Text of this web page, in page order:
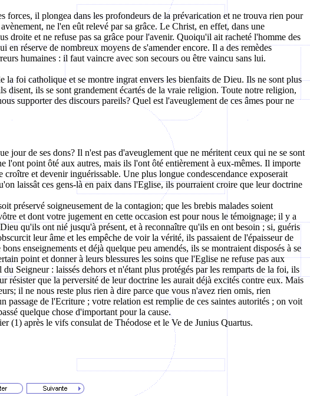
forces, il plongea dans les profondeurs de la prévarication et ne trouva rien pour
ne l'en eût relevé par sa grâce. Le Christ, en effet, dans une
droite et ne refuse pas sa grâce pour l'avenir. Quoiqu'il ait racheté l'homme des
réserve de nombreux moyens de s'amender encore. Il a des remèdes
humaines : il faut vaincre avec son secours ou être vaincu sans lui.
foi catholique et se montre ingrat envers les bienfaits de Dieu. Ils ne sont plus
ils se sont grandement écartés de la vraie religion. Toute notre religion,
supporter des discours pareils? Quel est l'aveuglement de ces âmes pour ne
jour de ses dons? Il n'est pas d'aveuglement que ne méritent ceux qui ne se sont
l'ont point ôté aux autres, mais ils l'ont ôté entièrement à eux-mêmes. Il importe
et devenir inguérissable. Une plus longue condescendance exposerait
laissât ces gens-là en paix dans l'Eglise, ils pourraient croire que leur doctrine
préservé soigneusement de la contagion; que les brebis malades soient
et dont votre jugement en cette occasion est pour nous le témoignage; il y a
qu'ils ont nié jusqu'à présent, et à reconnaître qu'ils en ont besoin ; si, guéris
leur âme et les empêche de voir la vérité, ils passaient de l'épaisseur de
enseignements et déjà quelque peu amendés, ils se montraient disposés à se
point et donner à leurs blessures les soins que l'Eglise ne refuse pas aux
Seigneur : laissés dehors et n'étant plus protégés par les remparts de la foi, ils
résister que la perversité de leur doctrine les aurait déjà excités contre eux. Mais
il ne nous reste plus rien à dire parce que vous n'avez rien omis, rien
de l'Ecriture ; votre relation est remplie de ces saintes autorités ; on voit
quelque chose d'important pour la cause.
(1) après le vifs consulat de Théodose et le Ve de Junius Quartus.